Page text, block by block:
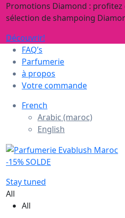
Promotions Diamond : profitez
sélection de shampoing
Découvrir!
FAQ’s
Parfumerie
à propos
Votre commande
French
Arabic (maroc)
English
-15% SOLDE
Stay tuned
All
All